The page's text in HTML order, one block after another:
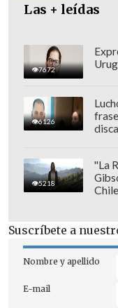
Se espera
"Papi Ricky"
Las + leídas
7672
6126
5218
"La
Chile
Suscríbete a
Nombre y apellido
E-mail